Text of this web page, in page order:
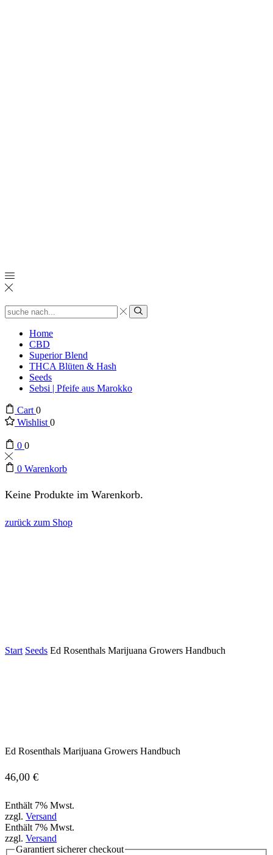
Search
input
suchen
Home
CBD
Superior Blend
THCA Blüten & Hash
Seeds
Sebsi | Pfeife aus Marokko
Cart 0
Wishlist 0
0 0
0 Warenkorb
Keine Produkte im Warenkorb.
zurück zum Shop
Start Seeds Ed Rosenthals Marijuana Growers Handbuch
Ed Rosenthals Marijuana Growers Handbuch
46,00 €
Enthält 7% Mwst.
zzgl. Versand
Enthält 7% Mwst.
zzgl. Versand
Garantiert sicherercheckout